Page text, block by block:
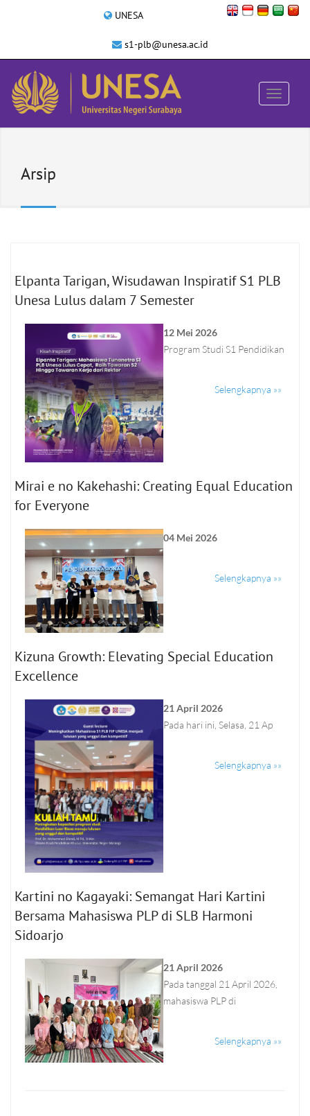
UNESA
s1-plb@unesa.ac.id
Arsip
Elpanta Tarigan, Wisudawan Inspiratif S1 PLB
Unesa Lulus dalam 7 Semester
12 Mei 2026
Program Studi S1 Pendidikan
Selengkapnya »»
Mirai e no Kakehashi: Creating Equal Education
for Everyone
04 Mei 2026
Selengkapnya »»
Kizuna Growth: Elevating Special Education
Excellence
21 April 2026
Pada hari ini, Selasa, 21 Ap
Selengkapnya »»
Kartini no Kagayaki: Semangat Hari Kartini
Bersama Mahasiswa PLP di SLB Harmoni
Sidoarjo
21 April 2026
Pada tanggal 21 April 2026,
mahasiswa PLP di
Selengkapnya »»